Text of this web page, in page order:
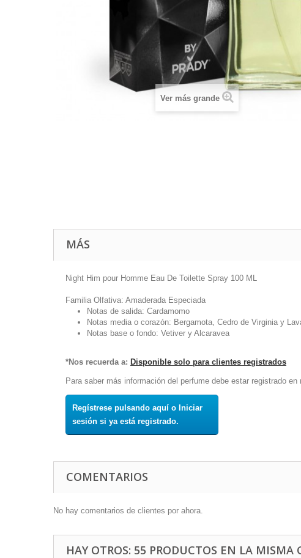
Ver más grande
MÁS
Night Him pour Homme Eau De Toilette Spray 100 ML
Familia Olfativa: Amaderada Especiada
Notas de salida: Cardamomo
Notas media o corazón: Bergamota, Cedro de Virginia y
Notas base o fondo: Vetiver y Alcaravea
*Nos recuerda a: Disponible solo para clientes registrados
Para saber más información del perfume debe estar registrado
Regístrese pulsando aquí o Iniciar
sesión si ya está registrado.
COMENTARIOS
No hay comentarios de clientes por ahora.
HAY OTROS: 55 PRODUCTOS EN LA MISMA